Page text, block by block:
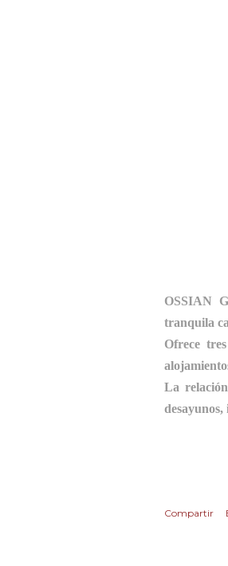
OSSIAN
tranquila
Ofrece
La
Compartir